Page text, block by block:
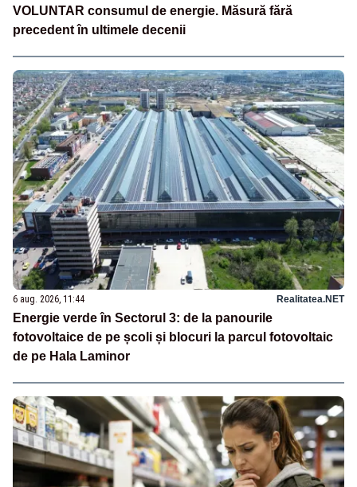
VOLUNTAR consumul de energie. Măsură fără
precedent în ultimele decenii
6 aug. 2026, 11:44 Realitatea.NET
Energie verde în Sectorul 3: de la panourile
fotovoltaice de pe școli și blocuri la parcul fotovoltaic
de pe Hala Laminor